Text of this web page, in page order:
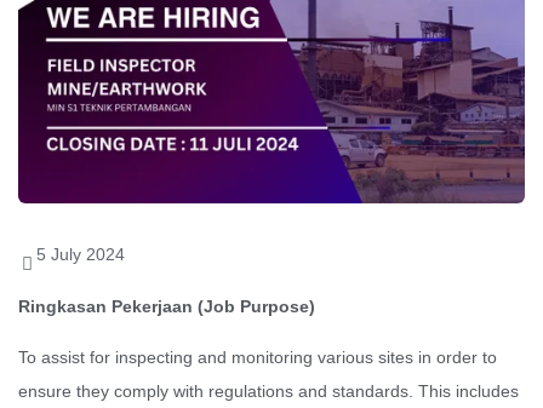
5 July 2024
Ringkasan Pekerjaan (Job Purpose)
To assist for inspecting and monitoring various sites in order to
ensure they comply with regulations and standards. This includes